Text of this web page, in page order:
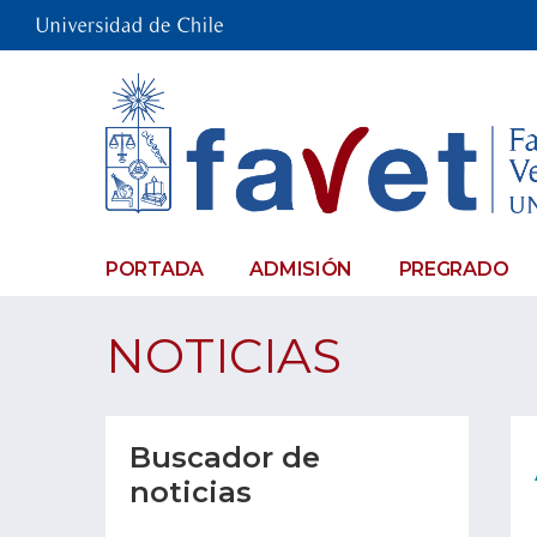
PORTADA ADMISIÓN PREGRADO
NOTICIAS
Buscador de
noticias